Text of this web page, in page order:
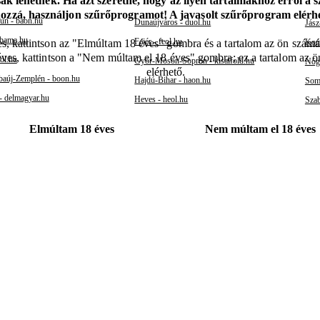
használjon szűrőprogramot! A javasolt szűrőprogram
kattintson az "Elmúltam 18 éves" gombra és a tartalom az ön
kattintson a "Nem múltam el 18 éves" gombra; ez a tartalom az
elérhető.
Elmúltam 18 éves Nem múltam el 18 éves
- baon.hu
Zemplén - boon.hu
delmagyar.hu
Dunaújváros - duol.hu
Fejér - feol.hu
Győr-Moson-Sopron - kisalfold.hu
Hajdú-Bihar - haon.hu
Heves - heol.hu